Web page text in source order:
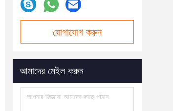
যোগাযোগ করুন
আমাদের মেইল ​​করুন